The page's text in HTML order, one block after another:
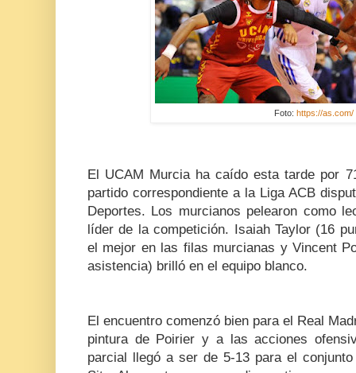
Foto: https://as.com/
El UCAM Murcia ha caído esta tarde por
partido correspondiente a la Liga ACB
Deportes. Los murcianos pelearon como
líder de la competición. Isaiah Taylor (16
el mejor en las filas murcianas y Vincent
asistencia) brilló en el equipo blanco.
El encuentro comenzó bien para el Real
pintura de Poirier y a las acciones
parcial llegó a ser de 5-13 para el